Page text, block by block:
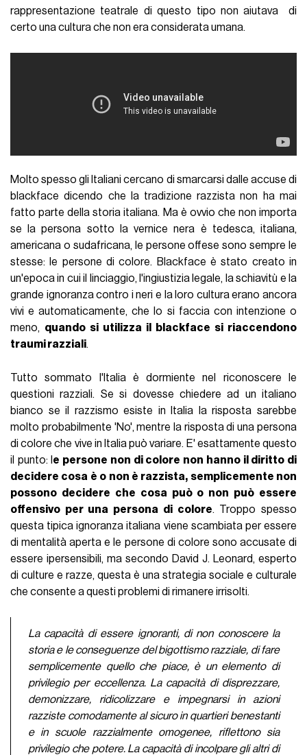
rappresentazione teatrale di questo tipo non aiutava di
certo una cultura che non era considerata umana.
Molto spesso gli Italiani cercano di smarcarsi dalle accuse di
blackface dicendo che la tradizione razzista non ha mai
fatto parte della storia italiana. Ma è ovvio che non importa
se la persona sotto la vernice nera è tedesca, italiana,
americana o sudafricana, le persone offese sono sempre le
stesse: le persone di colore. Blackface è stato creato in
un'epoca in cui il linciaggio, l'ingiustizia legale, la schiavitù e la
grande ignoranza contro i neri e la loro cultura erano ancora
vivi e automaticamente, che lo si faccia con intenzione o
meno, quando si utilizza il blackface si riaccendono
traumi razziali.
Tutto sommato l'Italia è dormiente nel riconoscere le
questioni razziali. Se si dovesse chiedere ad un italiano
bianco se il razzismo esiste in Italia la risposta sarebbe
molto probabilmente 'No', mentre la risposta di una persona
di colore che vive in Italia può variare. E' esattamente questo
il punto: l e persone non di colore non hanno il diritto di
decidere cosa è o non è razzista, semplicemente non
possono decidere che cosa può o non può essere
offensivo per una persona di colore. Troppo spesso
questa tipica ignoranza italiana viene scambiata per essere
di mentalità aperta e le persone di colore sono accusate di
essere ipersensibili, ma secondo David J. Leonard, esperto
di culture e razze, questa è una strategia sociale e culturale
che consente a questi problemi di rimanere irrisolti.
La capacità di essere ignoranti, di non conoscere la
storia e le conseguenze del bigottismo razziale, di fare
semplicemente quello che piace, è un elemento di
privilegio per eccellenza. La capacità di disprezzare,
demonizzare, ridicolizzare e impegnarsi in azioni
razziste comodamente al sicuro in quartieri benestanti
e in scuole razzialmente omogenee, riflettono sia
privilegio che potere. La capacità di incolpare gli altri di